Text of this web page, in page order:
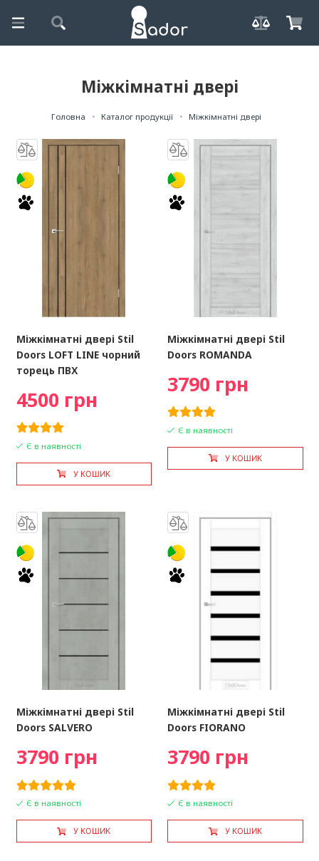
Міжкімнатні двері
Головна Каталог продукції Міжкімнатні двері
Міжкімнатні двері Stil
Doors LOFT LINE чорний
торець ПВХ
4500 грн
Є в наявності
У КОШИК
Міжкімнатні двері Stil
Doors ROMANDA
3790 грн
Є в наявності
У КОШИК
Міжкімнатні двері Stil
Doors SALVERO
3790 грн
Є в наявності
У КОШИК
Міжкімнатні двері Stil
Doors FIORANO
3790 грн
Є в наявності
У КОШИК